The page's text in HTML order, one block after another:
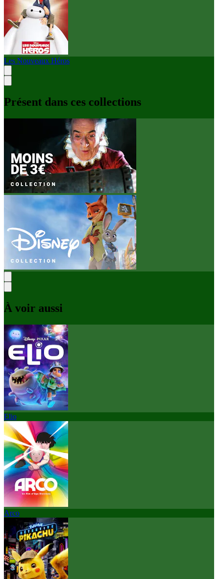
Les Nouveaux Héros
Présent dans ces collections
À voir aussi
Elio
Arco